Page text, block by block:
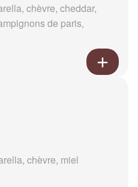
chèvre, cheddar,
de paris,
chèvre, miel